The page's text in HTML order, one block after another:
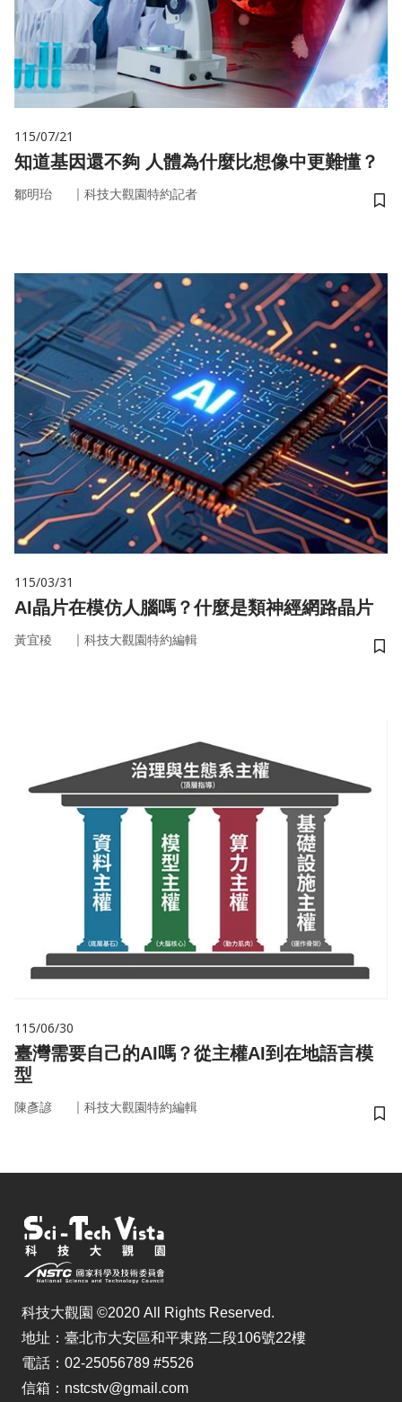
115/07/21
知道基因還不夠 人體為什麼比想像中更難懂？
鄒明珆 ｜ 科技大觀園特約記者
儲
115/03/31
AI晶片在模仿人腦嗎？什麼是類神經網路晶片
黃宜稜 ｜ 科技大觀園特約編輯
儲
115/06/30
臺灣需要自己的AI嗎？從主權AI到在地語言模
型
陳彥諺 ｜ 科技大觀園特約編輯
儲
科技大觀園 ©2020 All Rights Reserved.
地址：臺北市大安區和平東路二段106號22樓
電話：02-25056789 #5526
信箱：nstcstv@gmail.com